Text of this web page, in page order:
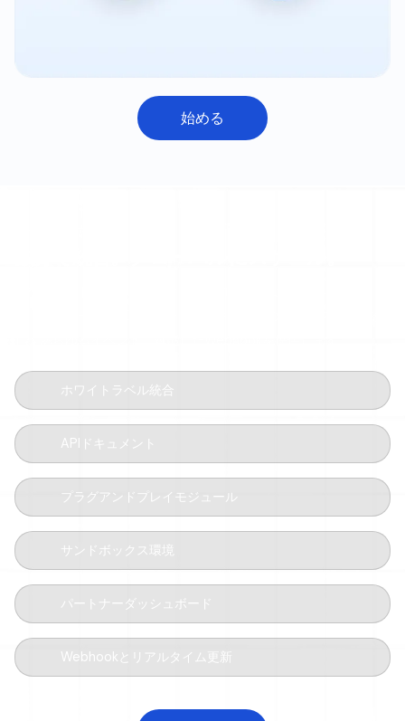
始める
ホワイトラベル統合
APIドキュメント
プラグアンドプレイモジュール
サンドボックス環境
パートナーダッシュボード
Webhookとリアルタイム更新